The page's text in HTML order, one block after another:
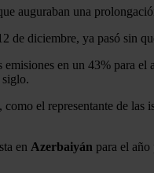
auguraban una
diciembre, ya pasó sin
en un 43% para
siglo.
el representante de las
en Azerbaiyán para el